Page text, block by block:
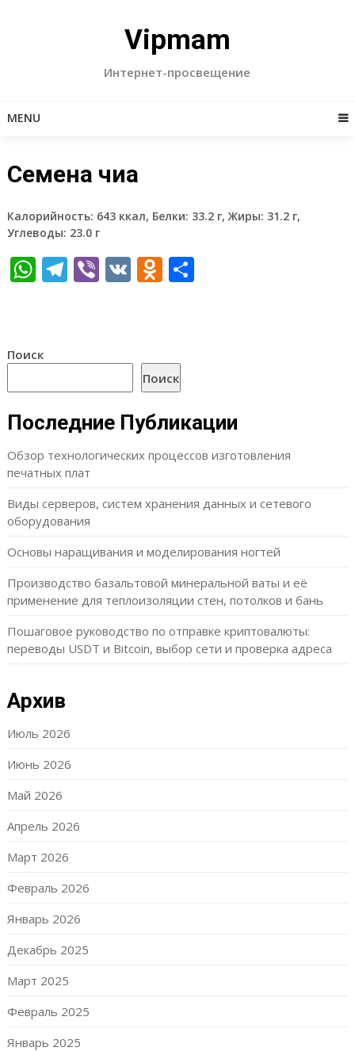
Vipmam
Интернет-просвещение
MENU
Семена чиа
Калорийность: 643 ккал, Белки: 33.2 г, Жиры: 31.2 г,
Углеводы: 23.0 г
WhatsApp
Telegram
Viber
VKOdnoklassniki
Отправить
Поиск
Поиск
Последние Публикации
Обзор технологических процессов изготовления
печатных плат
Виды серверов, систем хранения данных и сетевого
оборудования
Основы наращивания и моделирования ногтей
Производство базальтовой минеральной ваты и её
применение для теплоизоляции стен, потолков и бань
Пошаговое руководство по отправке криптовалюты:
переводы USDT и Bitcoin, выбор сети и проверка адреса
Архив
Июль 2026
Июнь 2026
Май 2026
Апрель 2026
Март 2026
Февраль 2026
Январь 2026
Декабрь 2025
Март 2025
Февраль 2025
Январь 2025